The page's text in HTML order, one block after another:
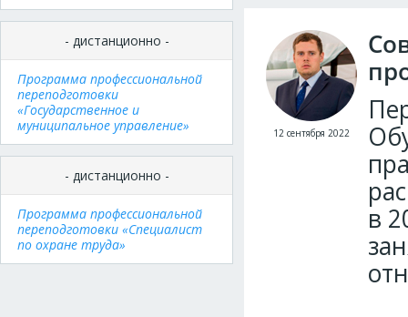
- дистанционно -
Программа профессиональной
переподготовки
«Государственное и
муниципальное управление»
- дистанционно -
Программа профессиональной
переподготовки «Специалист
по охране труда»
в
12 сентября 2022